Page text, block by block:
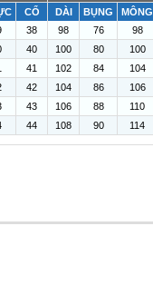
CỔ DÀI BỤNG MÔNG
38 98 76 98
40 100 80 100
41 102 84 104
42 104 86 106
43 106 88 110
44 108 90 114